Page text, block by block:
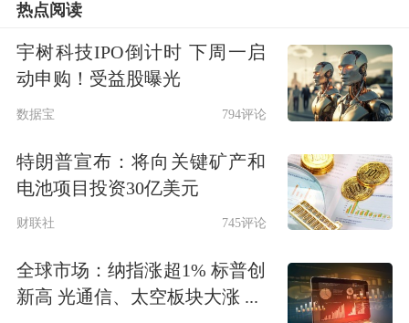
热点阅读
宇树科技IPO倒计时 下周一启
动申购！受益股曝光
数据宝 794评论
特朗普宣布：将向关键矿产和
电池项目投资30亿美元
财联社 745评论
全球市场：纳指涨超1% 标普创
新高 光通信、太空板块大涨 ...